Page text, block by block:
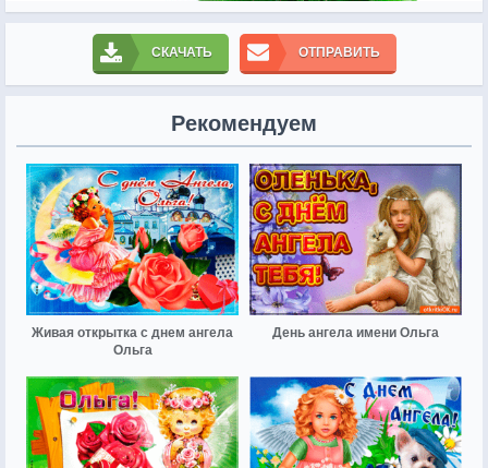
СКАЧАТЬ ОТПРАВИТЬ
Рекомендуем
Живая открытка с днем ангела
Ольга
День ангела имени Ольга